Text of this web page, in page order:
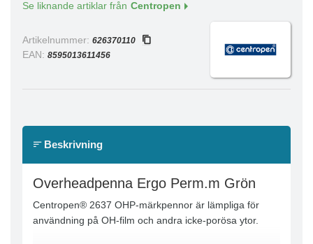
Se liknande artiklar från Centropen
Artikelnummer: 626370110
EAN: 8595013611456
Beskrivning
Overheadpenna Ergo Perm.m Grön
Centropen® 2637 OHP-märkpennor är lämpliga för
användning på OH-film och andra icke-porösa ytor.